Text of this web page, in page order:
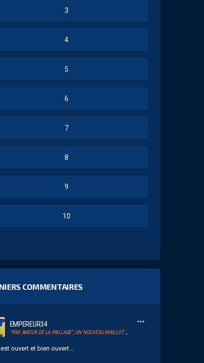
3
4
5
6
7
8
9
10
COMMENTAIRES
EMPEREUR34
“PAR AMOUR DE LA PAILLADE”, UN NOUVEAU MAILLOT POUR LE MHSC
ouvert et bien ouvert...